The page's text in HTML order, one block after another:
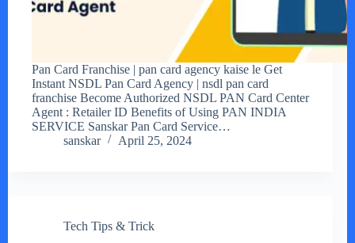
Pan Card Franchise | pan card agency kaise le Get
Instant NSDL Pan Card Agency | nsdl pan card
franchise Become Authorized NSDL PAN Card Center
Agent : Retailer ID Benefits of Using PAN INDIA
SERVICE Sanskar Pan Card Service…
sanskar
April 25, 2024
Tech Tips & Trick